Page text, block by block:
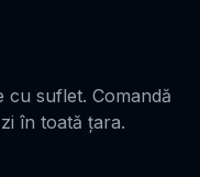
cu suflet. Comandă
în toată țara.